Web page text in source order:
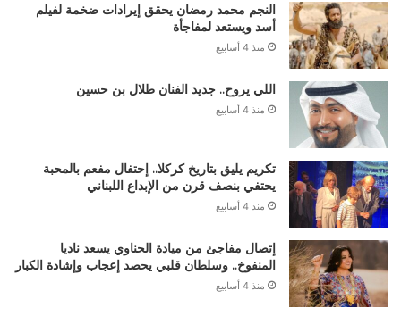
النجم محمد رمضان يحقق إيرادات ضخمة لفيلم
أسد ويستعد لمفاجأة
منذ 4 أسابيع
اللي يروح.. جديد الفنان طلال بن حسين
منذ 4 أسابيع
تكريم يليق بتاريخ كركلا.. إحتفال مفعم بالمحبة
يحتفي بنصف قرن من الإبداع اللبناني
منذ 4 أسابيع
إتصال مفاجئ من ميادة الحناوي يسعد ناديا
المنفوخ.. وسلطان قلبي يحصد إعجاب وإشادة الكبار
منذ 4 أسابيع